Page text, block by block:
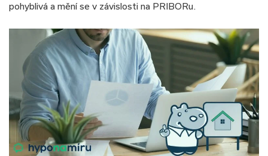
pohyblivá a mění se v závislosti na PRIBORu.